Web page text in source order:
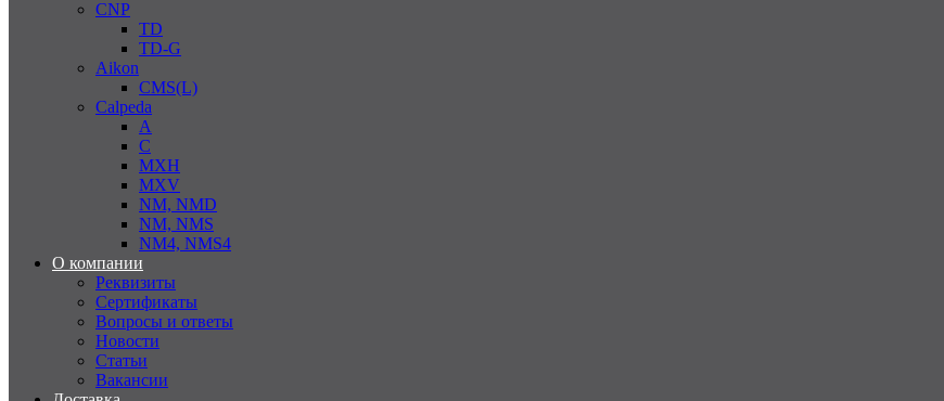
CNP
TD
TD-G
Aikon
CMS(L)
Calpeda
A
C
MXH
MXV
NM, NMD
NM, NMS
NM4, NMS4
О компании
Реквизиты
Сертификаты
Вопросы и ответы
Новости
Статьи
Вакансии